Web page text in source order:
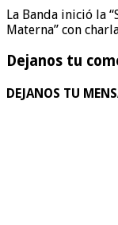
La Banda inició la
Materna” con
Dejanos tu
DEJANOS TU